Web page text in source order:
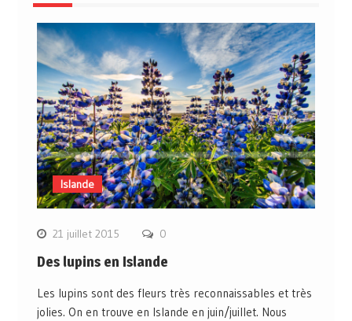
Islande
21 juillet 2015 0
Des lupins en Islande
Les lupins sont des fleurs très reconnaissables et très
jolies. On en trouve en Islande en juin/juillet. Nous